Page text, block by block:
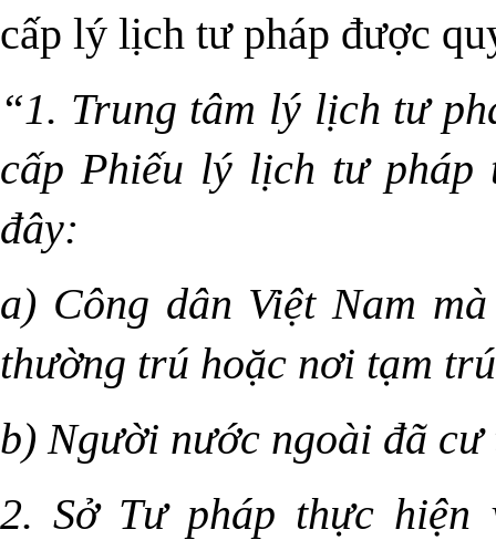
cấp lý lịch tư pháp được
“1. Trung tâm lý lịch tư
cấp Phiếu lý lịch tư pháp
đây:
a) Công dân Việt Nam
thường trú hoặc nơi tạm
b) Người nước ngoài đã
2. Sở Tư pháp thực